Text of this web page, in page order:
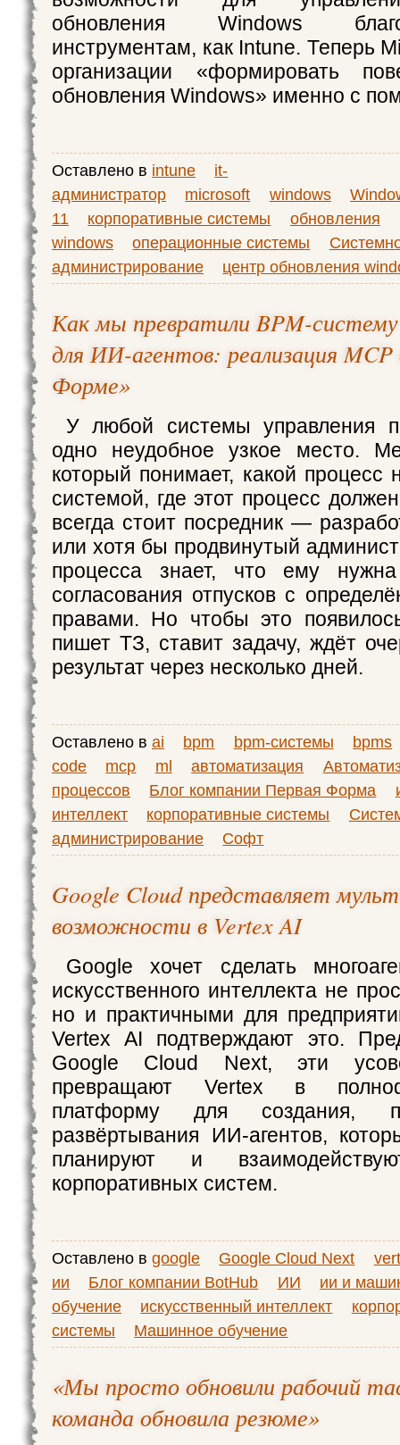
обновления Windows
инструментам, как Intune. Теперь
организации «формировать
обновления Windows» именно с
Оставлено в intune
it-
администратор
microsoft windows
11
корпоративные системы
обновления
windows
операционные системы
администрирование
центр обновления
Как мы превратили BPM-
для ИИ-агентов: реализация
Форме»
У любой системы управления
одно неудобное узкое место.
который понимает, какой процесс
системой, где этот процесс
всегда стоит посредник —
или хотя бы продвинутый
процесса знает, что ему
согласования отпусков с
правами. Но чтобы это
пишет ТЗ, ставит задачу, ждёт
результат через несколько дней.
Оставлено в ai bpm bpm-системы
bpms
code
mcp ml автоматизация
процессов
Блог компании Первая Форма
интеллект
корпоративные системы
администрирование
Софт
Google Cloud представляет
возможности в Vertex AI
Google хочет сделать
искусственного интеллекта не
но и практичными для
Vertex AI подтверждают это.
Google Cloud Next, эти
превращают Vertex в
платформу для создания,
развёртывания ИИ-агентов,
планируют и
корпоративных систем.
Оставлено в google Google Cloud Next
ии
Блог компании BotHub ИИ
ии и
обучение
искусственный интеллект
системы
Машинное обучение
«Мы просто обновили рабочий
команда обновила резюме»